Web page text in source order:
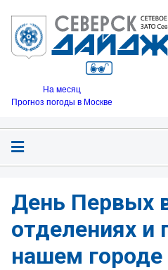
На месяц
Прогноз погоды в Москве
День Первых
отделениях и
нашем городе